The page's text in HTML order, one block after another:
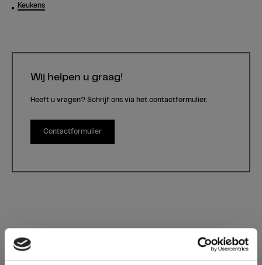
Keukens
Wij helpen u graag!
Heeft u vragen? Schrijf ons via het contactformulier.
Contactformulier
0821 Chocolate Heritage Oak